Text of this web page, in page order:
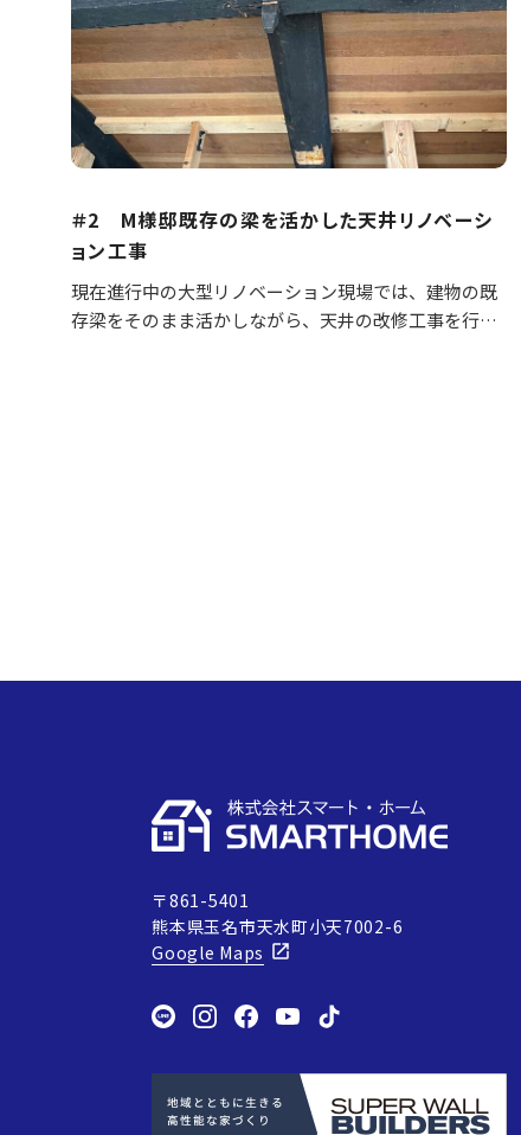
＃2 M様邸既存の梁を活かした天井リノベーシ
ョン工事
現在進行中の大型リノベーション現場では、建物の既
存梁をそのまま活かしながら、天井の改修工事を行っ
〒861-5401
熊本県玉名市天水町小天7002-6
Google Maps